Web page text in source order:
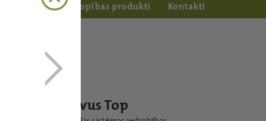
Dārzkopības produkti Kontakti
Revus Top